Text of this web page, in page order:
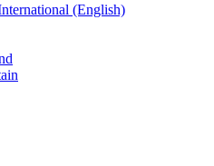
(English)